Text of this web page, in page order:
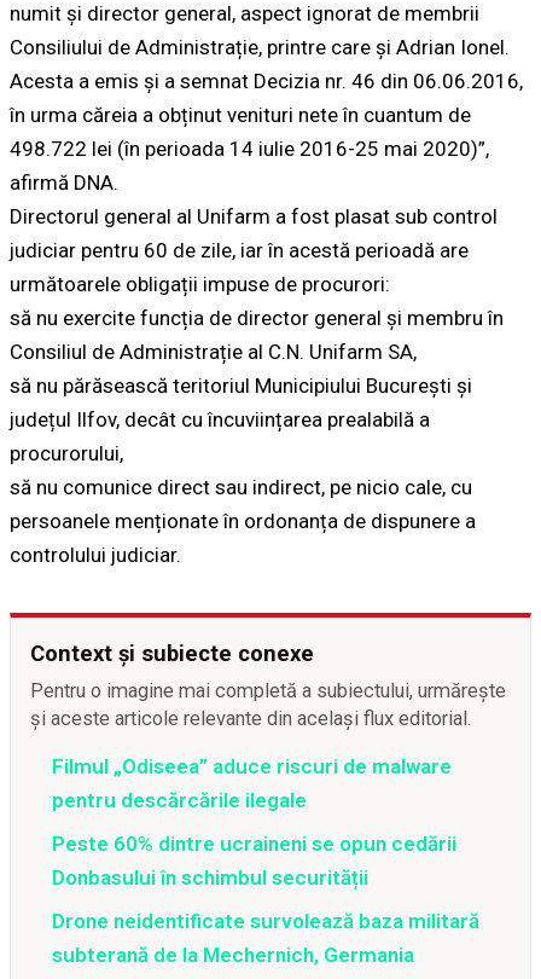
numit și director general, aspect ignorat de membrii
Consiliului de Administrație, printre care și Adrian Ionel.
Acesta a emis și a semnat Decizia nr. 46 din 06.06.2016,
în urma căreia a obținut venituri nete în cuantum de
498.722 lei (în perioada 14 iulie 2016-25 mai 2020)”,
afirmă DNA.
Directorul general al Unifarm a fost plasat sub control
judiciar pentru 60 de zile, iar în acestă perioadă are
următoarele obligații impuse de procurori:
să nu exercite funcția de director general și membru în
Consiliul de Administrație al C.N. Unifarm SA,
să nu părăsească teritoriul Municipiului București și
județul Ilfov, decât cu încuviințarea prealabilă a
procurorului,
să nu comunice direct sau indirect, pe nicio cale, cu
persoanele menționate în ordonanța de dispunere a
controlului judiciar.
Context și subiecte conexe
Pentru o imagine mai completă a subiectului, urmărește
și aceste articole relevante din același flux editorial.
Filmul „Odiseea” aduce riscuri de malware
pentru descărcările ilegale
Peste 60% dintre ucraineni se opun cedării
Donbasului în schimbul securității
Drone neidentificate survolează baza militară
subterană de la Mechernich, Germania